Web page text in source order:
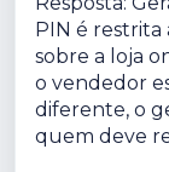
PIN é restrita
sobre a loja
o vendedor
diferente, o
quem deve